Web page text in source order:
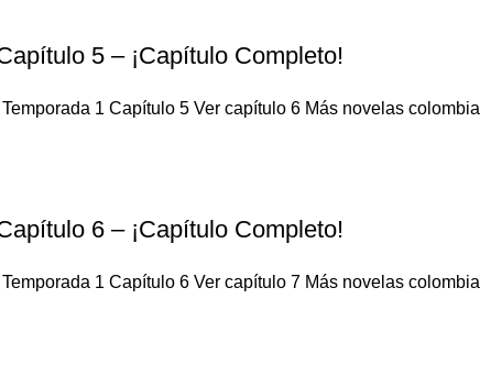
5 – ¡Capítulo Completo!
1 Capítulo 5 Ver capítulo 6 Más novelas
6 – ¡Capítulo Completo!
1 Capítulo 6 Ver capítulo 7 Más novelas